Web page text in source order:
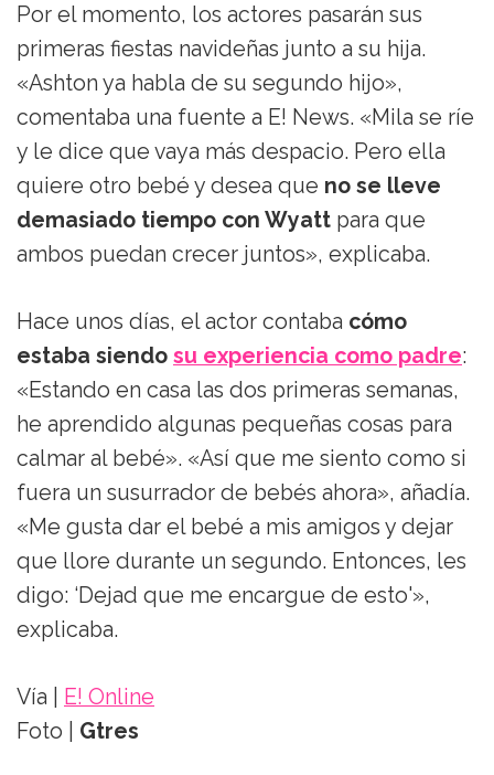
Por el momento, los actores pasarán sus
primeras fiestas navideñas junto a su hija.
«Ashton ya habla de su segundo hijo»,
comentaba una fuente a E! News. «Mila se ríe
y le dice que vaya más despacio. Pero ella
quiere otro bebé y desea que no se lleve
demasiado tiempo con Wyatt para que
ambos puedan crecer juntos», explicaba.
Hace unos días, el actor contaba cómo
estaba siendo su experiencia como padre:
«Estando en casa las dos primeras semanas,
he aprendido algunas pequeñas cosas para
calmar al bebé». «Así que me siento como si
fuera un susurrador de bebés ahora», añadía.
«Me gusta dar el bebé a mis amigos y dejar
que llore durante un segundo. Entonces, les
digo: ‘Dejad que me encargue de esto'»,
explicaba.
Vía |
E! Online
Foto | Gtres